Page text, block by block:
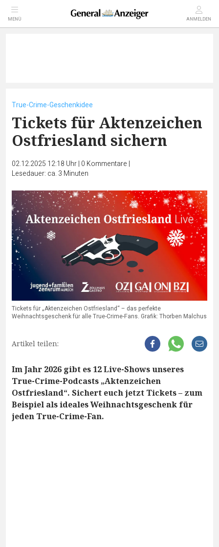
MENÜ ANMELDEN
True-Crime-Geschenkidee
Tickets für Aktenzeichen
Ostfriesland sichern
02.12.2025 12:18 Uhr| 0 Kommentare |
Lesedauer: ca. 3 Minuten
Tickets für „Aktenzeichen Ostfriesland“ – das perfekte
Weihnachtsgeschenk für alle True-Crime-Fans. Grafik: Thorben Malchus
Artikel teilen:
Im Jahr 2026 gibt es 12 Live-Shows unseres
True-Crime-Podcasts „Aktenzeichen
Ostfriesland“. Sichert euch jetzt Tickets – zum
Beispiel als ideales Weihnachtsgeschenk für
jeden True-Crime-Fan.